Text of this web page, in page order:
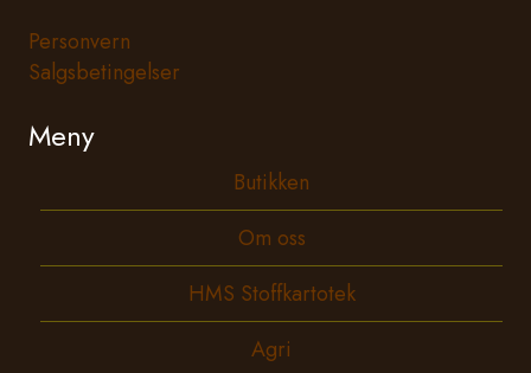
Personvern
Salgsbetingelser
Meny
Butikken
Om oss
HMS Stoffkartotek
Agri